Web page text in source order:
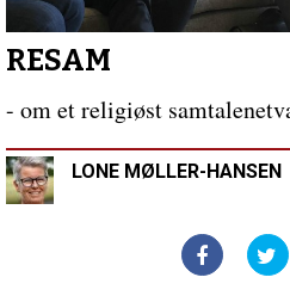
osForrige
indlæg:
Historie
om
en
elefant
RESAM
- om et religiøst
LONE MØLLER-HANSEN